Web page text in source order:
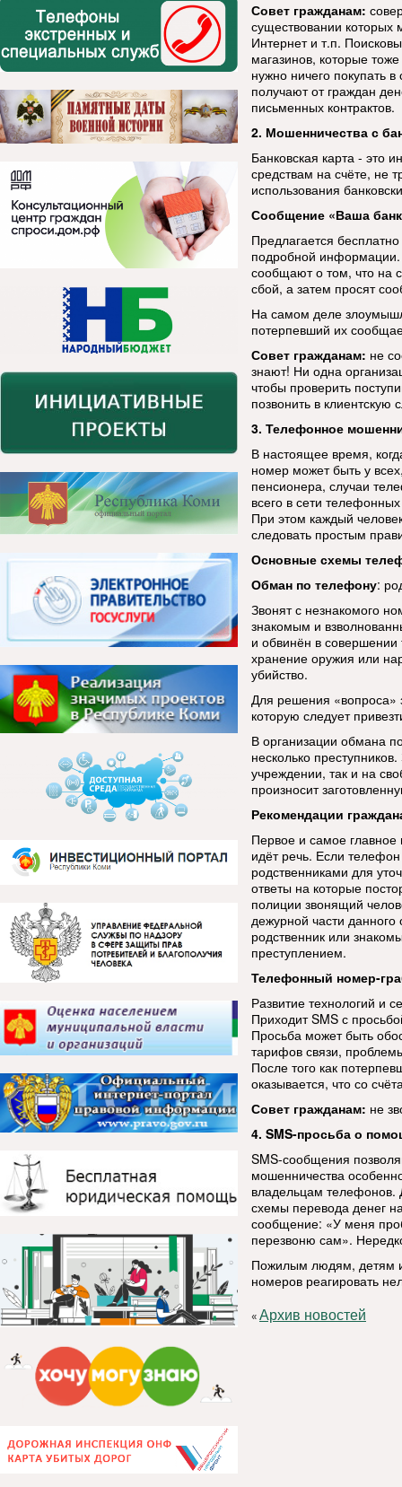
Совет гражданам:
существовании которых
Интернет и т.п.
магазинов, которые
нужно ничего покупать
получают от граждан
письменных контрактов.
2. Мошенничества с
Банковская карта - это
средствам на счёте, не
использования
Сообщение «Ваша
Предлагается
подробной информации.
сообщают о том, что на
сбой, а затем просят
На самом деле
потерпевший их
Совет гражданам: не
знают! Ни одна
чтобы проверить
позвонить в клиентскую
3. Телефонное
В настоящее время,
номер может быть у
пенсионера, случаи
всего в сети
При этом каждый
следовать простым
Основные схемы
Обман по телефону:
Звонят с незнакомого
знакомым и
и обвинён в
хранение оружия или
убийство.
Для решения
которую следует
В организации обмана
несколько
учреждении, так и на
произносит
Рекомендации
Первое и самое главное
идёт речь. Если
родственниками для
ответы на которые
полиции звонящий
дежурной части данного
родственник или
преступлением.
Телефонный номер-
Развитие технологий и
Приходит SMS с
Просьба может быть
тарифов связи,
После того как
оказывается, что со
Совет гражданам: не
4. SMS-просьба о
SMS-сообщения
мошенничества
владельцам телефонов.
схемы перевода денег
сообщение: «У меня
перезвоню сам».
Пожилым людям, детям и
номеров реагировать
«Архив новостей